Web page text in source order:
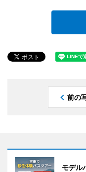
前の
モデル